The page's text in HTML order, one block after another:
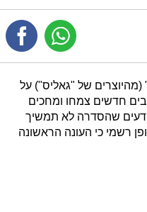
(מהיוצרים של "גאליס") על
חדשים צמחו ומחכים
שהסדרה לא תמשיך
רשמי כי העונה הראשונה